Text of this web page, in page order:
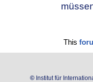
This
© Institut für